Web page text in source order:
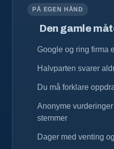
PÅ EGEN HÅND
Den gamle
Google og ring firma
Halvparten svarer
Du må forklare
Anonyme
stemmer
Dager med venting